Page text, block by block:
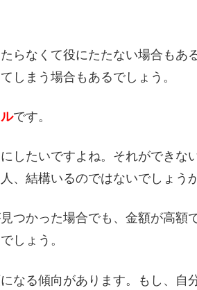
らなくて役にたたない場合もあ
しまう場合もあるでしょう。
です。
したいですよね。それができな
、結構いるのではないでしょうか
つかった場合でも、金額が高額
しょう。
なる傾向があります。もし、自